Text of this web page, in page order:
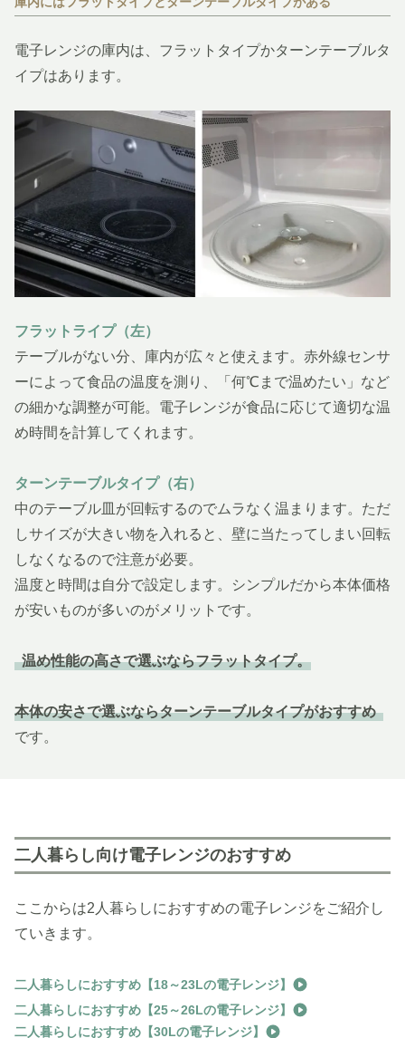
電子レンジの庫内は、フラットタイプかターンテーブルタ
イプはあります。
フラットライプ（左）
テーブルがない分、庫内が広々と使えます。赤外線センサ
ーによって食品の温度を測り、「何℃まで温めたい」など
の細かな調整が可能。電子レンジが食品に応じて適切な温
め時間を計算してくれます。
ターンテーブルタイプ（右）
中のテーブル皿が回転するのでムラなく温まります。ただ
しサイズが大きい物を入れると、壁に当たってしまい回転
しなくなるので注意が必要。
温度と時間は自分で設定します。シンプルだから本体価格
が安いものが多いのがメリットです。
温め性能の高さで選ぶならフラットタイプ。
本体の安さで選ぶならターンテーブルタイプがおすすめ
です。
二人暮らし向け電子レンジのおすすめ
ここからは2人暮らしにおすすめの電子レンジをご紹介し
ていきます。
二人暮らしにおすすめ【18～23Lの電子レンジ】
二人暮らしにおすすめ【25～26Lの電子レンジ】
二人暮らしにおすすめ【30Lの電子レンジ】